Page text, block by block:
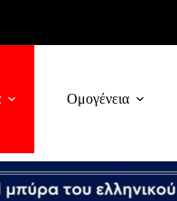
Ομογένεια